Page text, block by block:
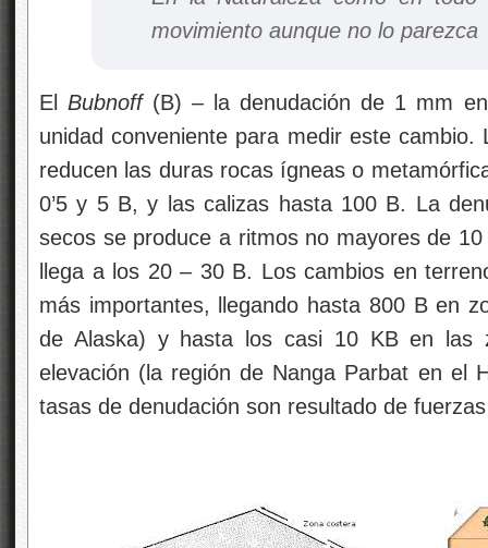
movimiento aunque no lo parezca
El Bubnoff(B) – la denudación de 1 mm
unidad conveniente para medir este cambio.
reducen las duras rocas ígneas o
0’5 y 5 B, y las calizas hasta 100 B. La
secos se produce a ritmos no mayores de
llega a los 20 – 30 B. Los cambios en
más importantes, llegando hasta 800 B en
de Alaska) y hasta los casi 10 KB en las
elevación (la región de Nanga Parbat en el
tasas de denudación son resultado de